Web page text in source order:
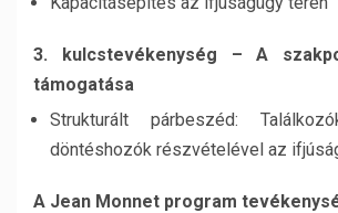
3. kulcstevékenység – A
támogatása
Strukturált párbeszéd:
döntéshozók részvételével az
A Jean Monnet program